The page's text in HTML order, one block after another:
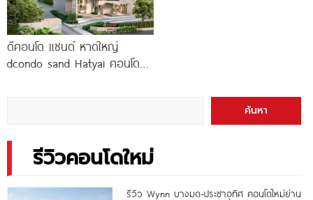
ดีคอนโด แซนด์ หาดใหญ่
dcondo sand Hatyai คอนโด
ค้นหา
รีวิวคอนโดใหม่
รีวิว Wynn บางมด-ประชาอุทิศ คอนโดใหม่ย่าน